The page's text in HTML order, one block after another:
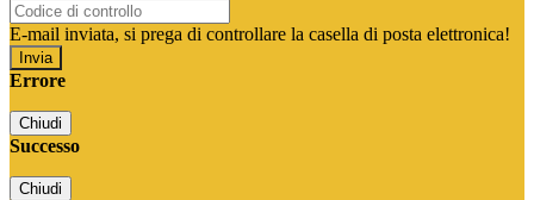
E-mail inviata, si prega di controllare la casella di posta elettronica!
Errore
Chiudi
Successo
Chiudi